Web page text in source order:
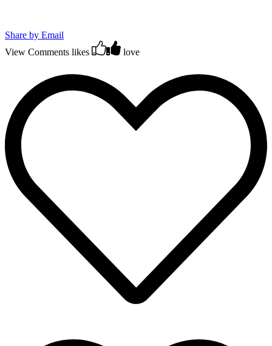
Share by Email
View Comments likes love